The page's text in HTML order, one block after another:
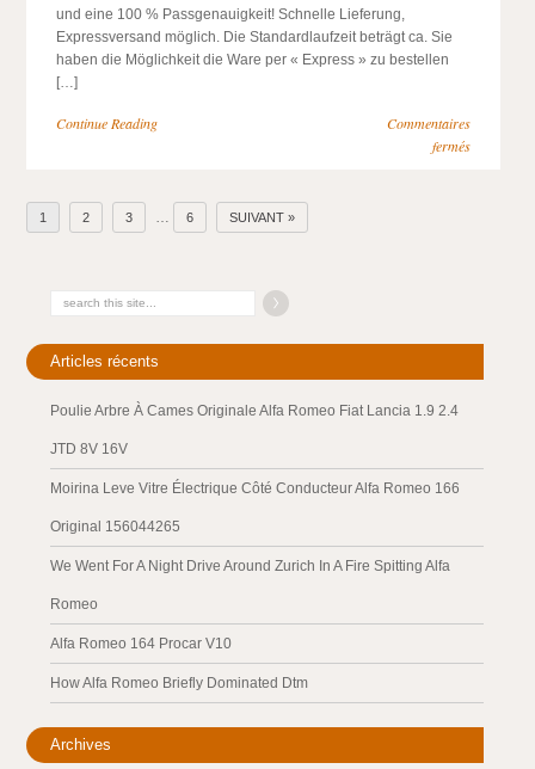
und eine 100 % Passgenauigkeit! Schnelle Lieferung,
Expressversand möglich. Die Standardlaufzeit beträgt ca. Sie
haben die Möglichkeit die Ware per « Express » zu bestellen
[…]
Continue Reading
Commentaires
fermés
1 2 3 … 6 SUIVANT »
Articles récents
Poulie Arbre À Cames Originale Alfa Romeo Fiat Lancia 1.9 2.4
JTD 8V 16V
Moirina Leve Vitre Électrique Côté Conducteur Alfa Romeo 166
Original 156044265
We Went For A Night Drive Around Zurich In A Fire Spitting Alfa
Romeo
Alfa Romeo 164 Procar V10
How Alfa Romeo Briefly Dominated Dtm
Archives